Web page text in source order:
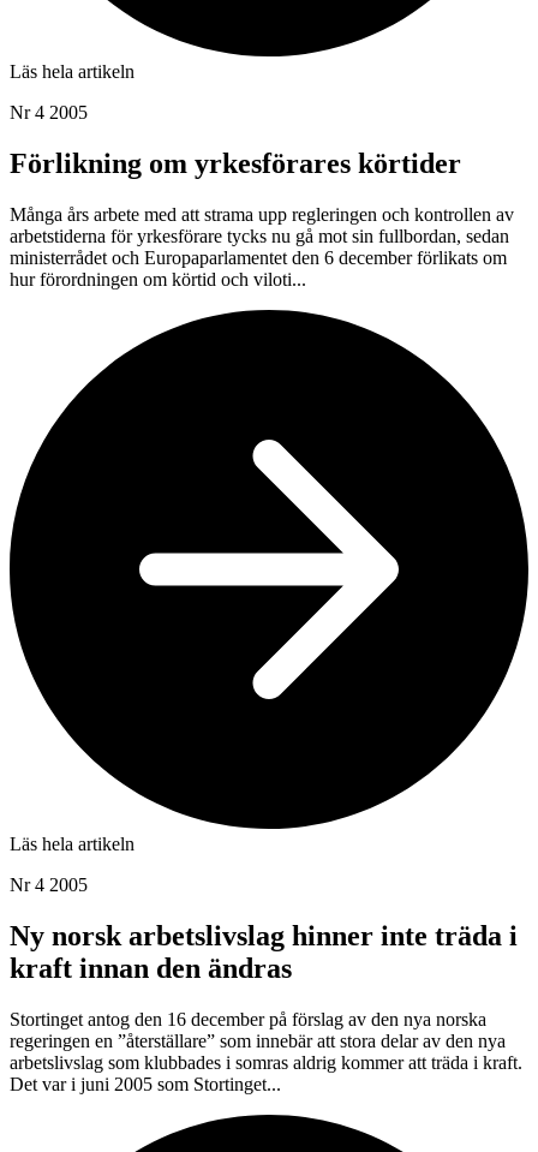
Läs hela artikeln
Nr 4 2005
Förlikning om yrkesförares körtider
Många års arbete med att strama upp regleringen och kontrollen av
arbetstiderna för yrkesförare tycks nu gå mot sin fullbordan, sedan
ministerrådet och Europaparlamentet den 6 december förlikats om
hur förordningen om körtid och viloti...
Läs hela artikeln
Nr 4 2005
Ny norsk arbetslivslag hinner inte träda i
kraft innan den ändras
Stortinget antog den 16 december på förslag av den nya norska
regeringen en ”återställare” som innebär att stora delar av den nya
arbetslivslag som klubbades i somras aldrig kommer att träda i kraft.
Det var i juni 2005 som Stortinget...